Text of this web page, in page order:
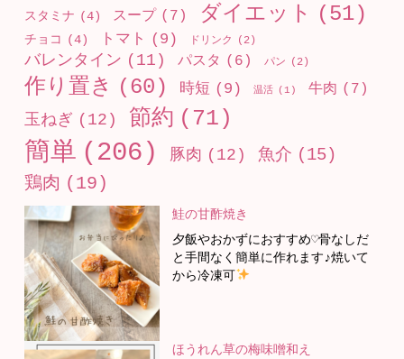
スタミナ (4) スープ (7) ダイエット (51)
チョコ (4) トマト (9) ドリンク (2)
バレンタイン (11) パスタ (6) パン (2)
作り置き (60) 時短 (9) 温活 (1) 牛肉 (7)
玉ねぎ (12) 節約 (71)
簡単 (206) 豚肉 (12) 魚介 (15)
鶏肉 (19)
鮭の甘酢焼き
夕飯やおかずにおすすめ♡骨なしだ
と手間なく簡単に作れます♪焼いて
から冷凍可
ほうれん草の梅味噌和え